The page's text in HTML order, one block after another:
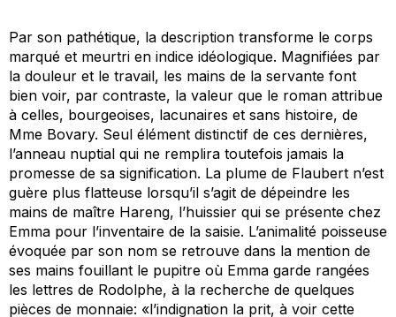
Par son pathétique, la description transforme le corps
marqué et meurtri en indice idéologique. Magnifiées par
la douleur et le travail, les mains de la servante font
bien voir, par contraste, la valeur que le roman attribue
à celles, bourgeoises, lacunaires et sans histoire, de
Mme Bovary. Seul élément distinctif de ces dernières,
l’anneau nuptial qui ne remplira toutefois jamais la
promesse de sa signification. La plume de Flaubert n’est
guère plus flatteuse lorsqu’il s’agit de dépeindre les
mains de maître Hareng, l’huissier qui se présente chez
Emma pour l’inventaire de la saisie. L’animalité poisseuse
évoquée par son nom se retrouve dans la mention de
ses mains fouillant le pupitre où Emma garde rangées
les lettres de Rodolphe, à la recherche de quelques
pièces de monnaie: «l’indignation la prit, à voir cette